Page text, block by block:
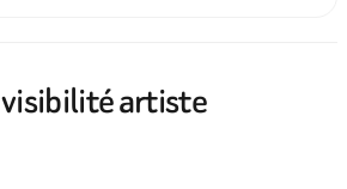
visibilité artiste